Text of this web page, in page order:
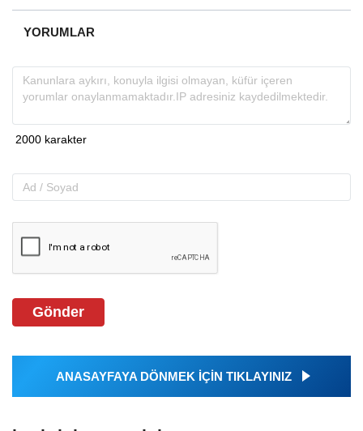
YORUMLAR
Gönder
ANASAYFAYA DÖNMEK İÇİN TIKLAYINIZ